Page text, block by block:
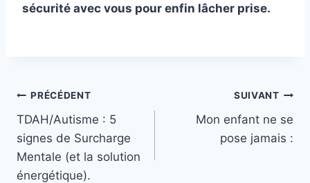
sécurité avec vous pour enfin lâcher prise.
Navigation
de
l’article
PRÉCÉDENT
TDAH/Autisme : 5
signes de Surcharge
Mentale (et la solution
énergétique).
SUIVANT
Mon enfant ne se
pose jamais :